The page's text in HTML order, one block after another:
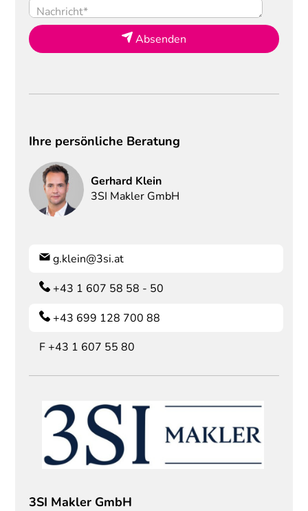
Absenden
Ihre persönliche Beratung
Gerhard Klein
3SI Makler GmbH
g.klein@3si.at
+43 1 607 58 58 - 50
+43 699 128 700 88
F+43 1 607 55 80
3SI Makler GmbH